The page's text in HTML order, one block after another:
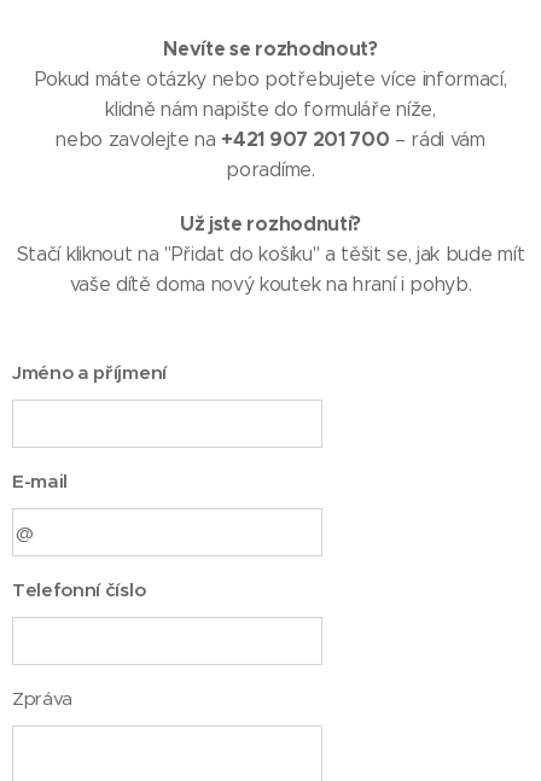
Nevíte se rozhodnout?
Pokud máte otázky nebo potřebujete více informací,
klidně nám napište do formuláře níže,
nebo zavolejte na +421 907 201 700 – rádi vám
poradíme.
Už jste rozhodnutí?
Stačí kliknout na "Přidat do košíku" a těšit se, jak bude mít
vaše dítě doma nový koutek na hraní i pohyb.
Jméno a příjmení
E-mail
Telefonní číslo
Zpráva